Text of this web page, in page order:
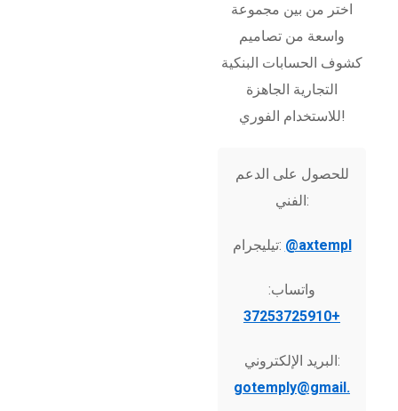
اختر من بين مجموعة
واسعة من تصاميم
كشوف الحسابات البنكية
التجارية الجاهزة
للاستخدام الفوري!
للحصول على الدعم
الفني:
تيليجرام: @axtempl
واتساب:
+37253725910
البريد الإلكتروني:
gotemply@gmail.